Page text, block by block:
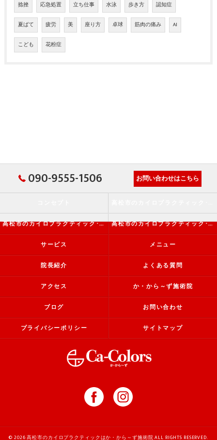
捻挫 応急処置 立ち仕事 水泳 歩き方 認知症
夏ばて 疲労 美 座り方 卓球 筋肉の痛み AI
こども 花粉症
090-9555-1506 お問い合わせはこちら
高松市のカイロプラクティック･か・から～ず施術院の評判 高松市のカイロプラクティック･か・から～ず施術院のお客様の声
サービス メニュー
院長紹介 よくある質問
アクセス か・から～ず施術院
ブログ お問い合わせ
プライバシーポリシー サイトマップ
© 2026 高松市のカイロプラクティックはか・から～ず施術院 ALL RIGHTS RESERVED.